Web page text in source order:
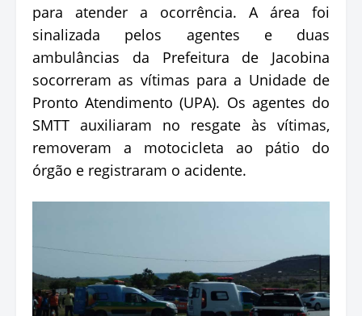
para atender a ocorrência. A área foi
sinalizada pelos agentes e duas
ambulâncias da Prefeitura de Jacobina
socorreram as vítimas para a Unidade de
Pronto Atendimento (UPA). Os agentes do
SMTT auxiliaram no resgate às vítimas,
removeram a motocicleta ao pátio do
órgão e registraram o acidente.